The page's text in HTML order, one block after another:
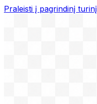
Praleisti į pagrindinį turinį